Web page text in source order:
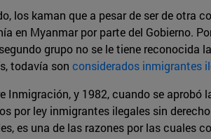
los kaman que a pesar de ser de otra
Myanmar por parte del Gobierno.
grupo no se le tiene reconocida
todavía son considerados inmigrantes
Inmigración, y 1982, cuando se aprobó
por ley inmigrantes ilegales sin
es una de las razones por las cuales